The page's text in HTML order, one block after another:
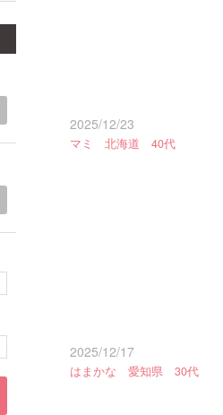
2025/12/23
マミ 北海道 40代
2025/12/17
はまかな 愛知県 30代